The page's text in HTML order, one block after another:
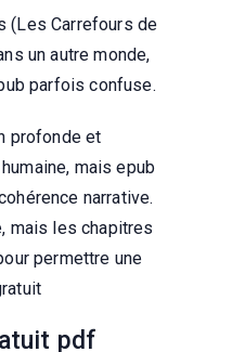
(Les Carrefours de
un autre monde,
parfois confuse.
profonde et
mais epub
narrative.
mais les chapitres
permettre une
pdf